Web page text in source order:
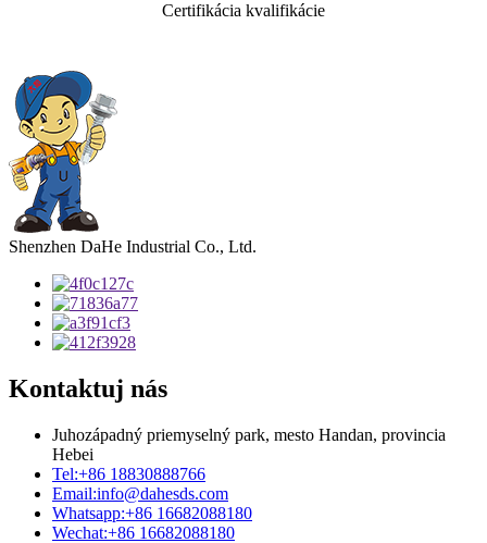
Certifikácia kvalifikácie
Shenzhen DaHe Industrial Co., Ltd.
Kontaktuj nás
Juhozápadný priemyselný park, mesto Handan, provincia
Hebei
Tel:+86 18830888766
Email:info@dahesds.com
Whatsapp:+86 16682088180
Wechat:+86 16682088180